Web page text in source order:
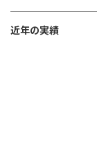
近年の実績